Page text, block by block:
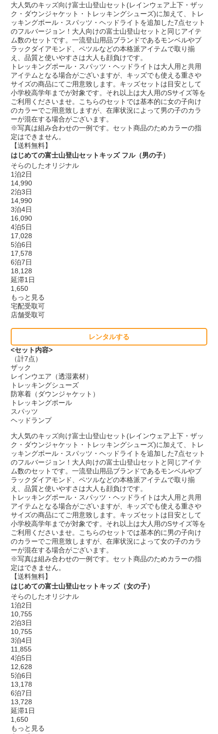
大人気のキッズ向け富士山登山セット(レインウェア上下・ザッ
ク・ダウンジャケット・トレッキングシューズ)に加えて、トレ
ッキングポール・スパッツ・ヘッドライトを追加した7点セット
のフルバージョン！大人向けの富士山登山セットと同じアイテ
ム数のセットです。一流登山用品ブランドであるモンベルやブ
ラックダイアモンド、ペツルなどの本格派アイテムで取り揃
え、品質と使いやすさは大人も顔負けです。
トレッキングポール・スパッツ・ヘッドライトは大人用と共用
アイテムとなる場合がございますが、キッズでも使える重さや
サイズの商品にてご用意致します。キッズセットは目安として
小学校高学年までが対象です。それ以上は大人用のSサイズ等を
ご利用くださいませ。こちらのセットでは基本的に女の子向け
のカラーでご用意致しますが、在庫状況によって男の子のカラ
ーが混在する場合がございます。
※写真は組み合わせの一例です。セット商品のためカラーの指
定はできません。
【送料無料】
はじめての富士山登山セットキッズ フル（男の子）
そらのしたオリジナル
1泊2日
14,990
2泊3日
14,990
3泊4日
16,090
4泊5日
17,028
5泊6日
17,578
6泊7日
18,128
延滞1日
1,650
もっと見る
宅配受取可
店舗受取可
レンタルする
<セット内容>
（計7点）
ザック
レインウエア（透湿素材）
トレッキングシューズ
防寒着（ダウンジャケット）
トレッキングポール
スパッツ
ヘッドランプ
大人気のキッズ向け富士山登山セット(レインウェア上下・ザッ
ク・ダウンジャケット・トレッキングシューズ)に加えて、トレ
ッキングポール・スパッツ・ヘッドライトを追加した7点セット
のフルバージョン！大人向けの富士山登山セットと同じアイテ
ム数のセットです。一流登山用品ブランドであるモンベルやブ
ラックダイアモンド、ペツルなどの本格派アイテムで取り揃
え、品質と使いやすさは大人も顔負けです。
トレッキングポール・スパッツ・ヘッドライトは大人用と共用
アイテムとなる場合がございますが、キッズでも使える重さや
サイズの商品にてご用意致します。キッズセットは目安として
小学校高学年までが対象です。それ以上は大人用のSサイズ等を
ご利用くださいませ。こちらのセットでは基本的に男の子向け
のカラーでご用意致しますが、在庫状況によって女の子のカラ
ーが混在する場合がございます。
※写真は組み合わせの一例です。セット商品のためカラーの指
定はできません。
【送料無料】
はじめての富士山登山セットキッズ（女の子）
そらのしたオリジナル
1泊2日
10,755
2泊3日
10,755
3泊4日
11,855
4泊5日
12,628
5泊6日
13,178
6泊7日
13,728
延滞1日
1,650
もっと見る